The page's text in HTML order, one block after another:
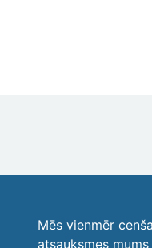
Mēs vienmēr
atsauksmes